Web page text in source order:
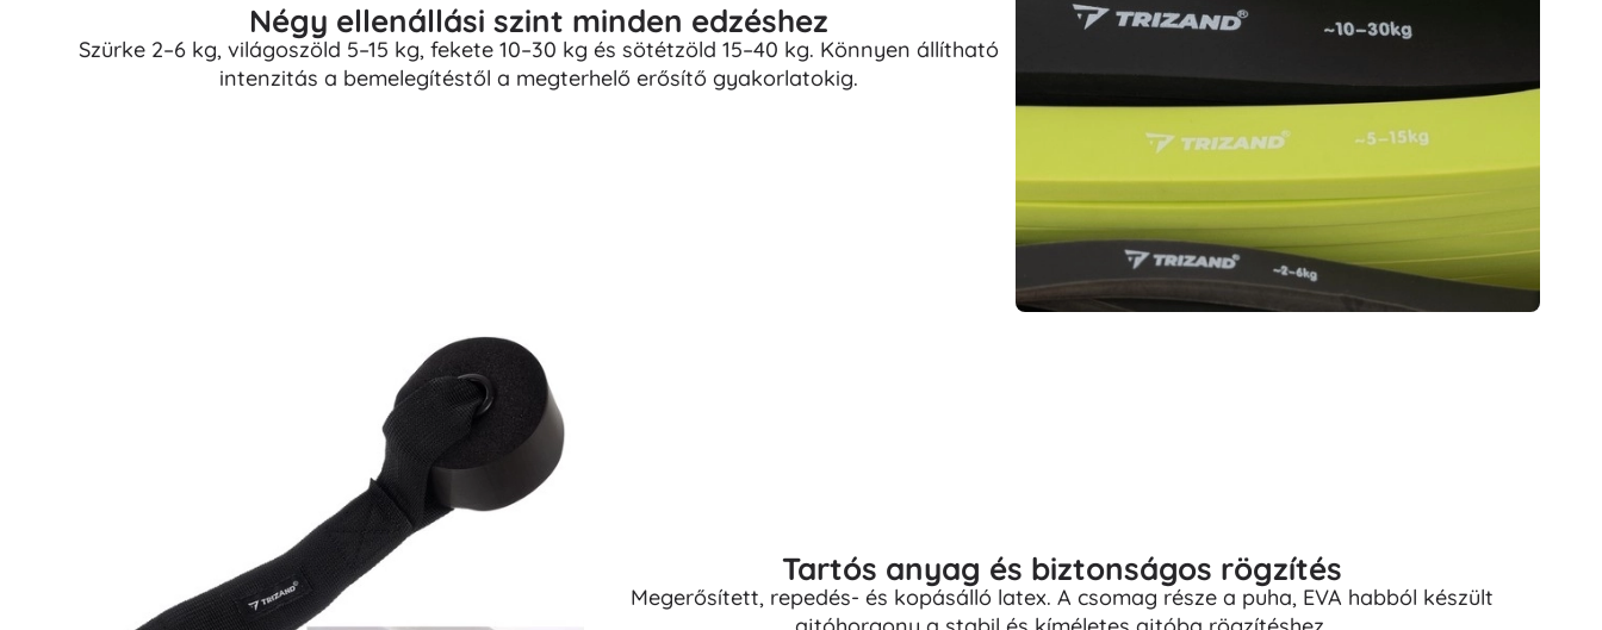
Négy ellenállási szint minden edzéshez
Szürke 2–6 kg, világoszöld 5–15 kg, fekete 10–30 kg és sötétzöld 15–40 kg. Könnyen állítható
intenzitás a bemelegítéstől a megterhelő erősítő gyakorlatokig.
Tartós anyag és biztonságos rögzítés
Megerősített, repedés- és kopásálló latex. A csomag része a puha, EVA habból készült